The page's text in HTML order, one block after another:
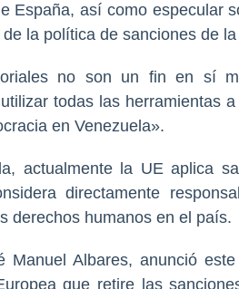
España, así como especular
la política de sanciones de
no son un fin en sí
todas las herramientas
en Venezuela».
actualmente la UE aplica
directamente
derechos humanos en el país.
Manuel Albares, anunció
que retire las